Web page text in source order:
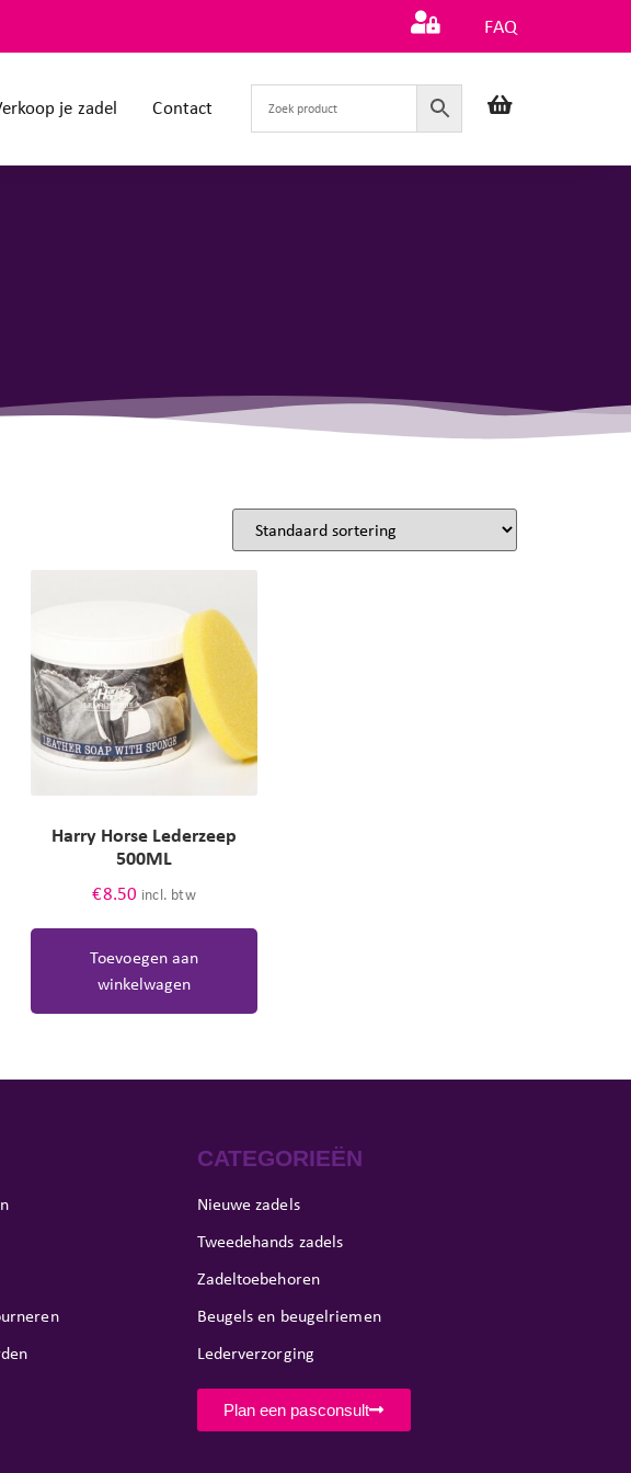
FAQ
je zadel Contact
Harry Horse Lederzeep
500ML
€8.50 incl. btw
Toevoegen aan
winkelwagen
CATEGORIEËN
Nieuwe zadels
Tweedehands zadels
Zadeltoebehoren
Beugels en beugelriemen
Lederverzorging
Plan een pasconsult